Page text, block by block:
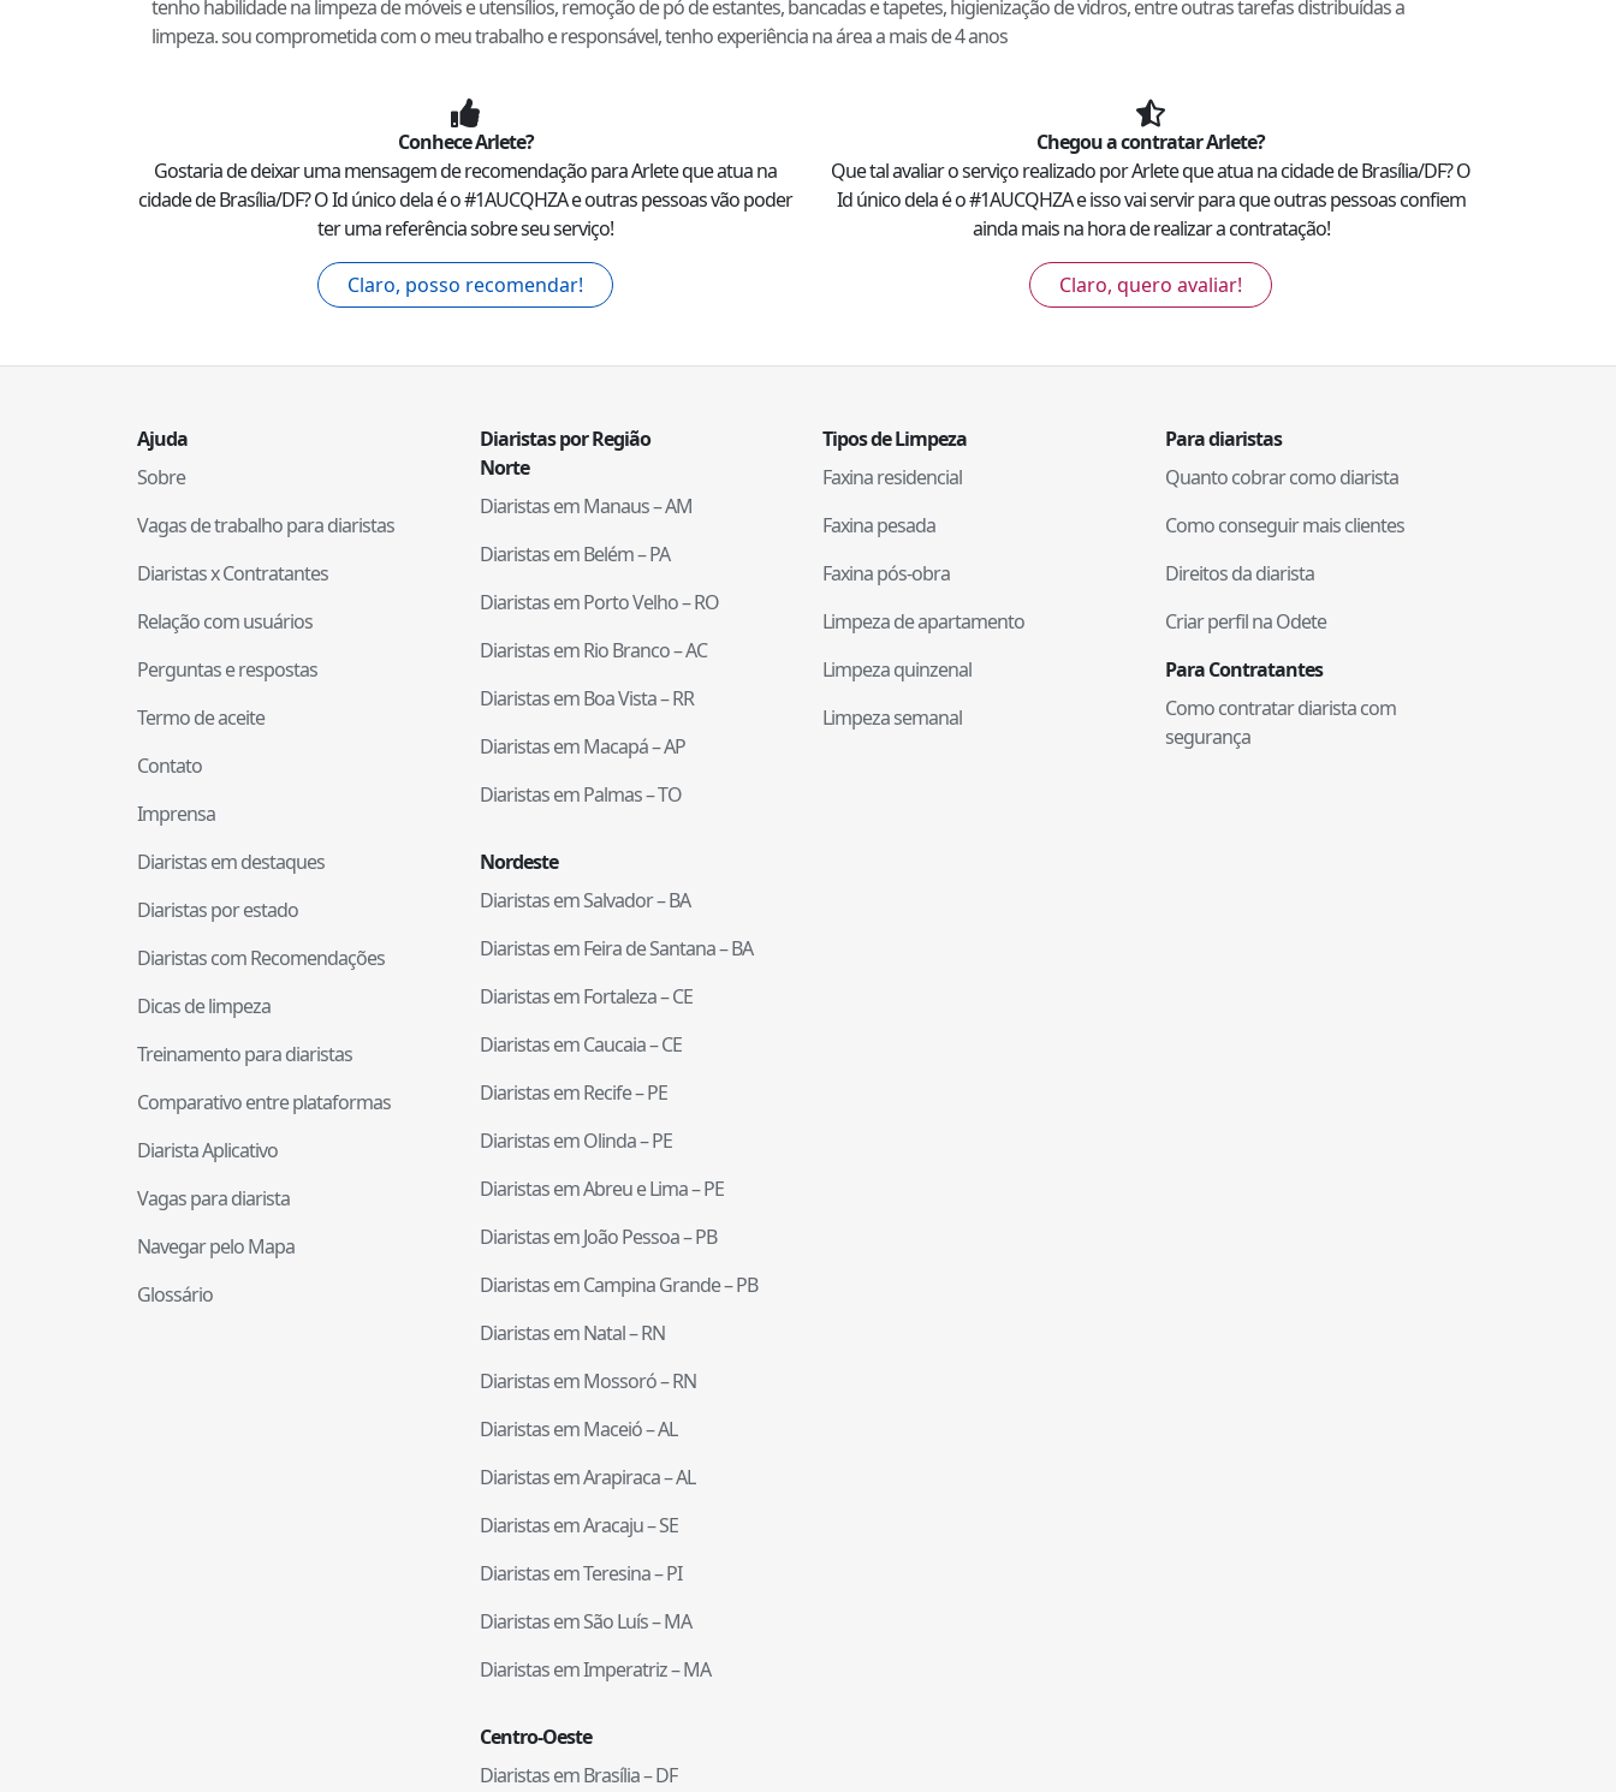
tenho habilidade na limpeza de móveis e utensílios, remoção de pó de estantes, bancadas e tapetes, higienização de vidros, entre outras tarefas distribuídas a
limpeza. sou comprometida com o meu trabalho e responsável, tenho experiência na área a mais de 4 anos
ConheceArlete?
Gostaria de deixar uma mensagem de recomendação paraArleteque atua na
cidade deBrasília/DF? O Id único dela é o #1AUCQHZAe outras pessoas vão poder
ter uma referência sobre seu serviço!
Claro, posso recomendar!
Chegou a contratarArlete?
Que tal avaliar o serviço realizado porArleteque atua na cidade deBrasília/DF? O
Id único dela é o #1AUCQHZAe isso vai servir para que outras pessoas confiem
ainda mais na hora de realizar a contratação!
Claro, quero avaliar!
Ajuda
Sobre
Vagas de trabalho para diaristas
Diaristas x Contratantes
Relação com usuários
Perguntas e respostas
Termo de aceite
Contato
Imprensa
Diaristas em destaques
Diaristas por estado
Diaristas com Recomendações
Dicas de limpeza
Treinamento para diaristas
Comparativo entre plataformas
Diarista Aplicativo
Vagas para diarista
Navegar pelo Mapa
Glossário
Diaristas por Região
Norte
Diaristas emManaus–AM
Diaristas emBelém–PA
Diaristas emPorto Velho–RO
Diaristas emRio Branco–AC
Diaristas emBoa Vista–RR
Diaristas emMacapá–AP
Diaristas emPalmas–TO
Nordeste
Diaristas emSalvador–BA
Diaristas emFeira de Santana–BA
Diaristas emFortaleza–CE
Diaristas emCaucaia–CE
Diaristas emRecife–PE
Diaristas emOlinda–PE
Diaristas emAbreu e Lima–PE
Diaristas emJoão Pessoa–PB
Diaristas emCampina Grande–PB
Diaristas emNatal–RN
Diaristas emMossoró–RN
Diaristas emMaceió–AL
Diaristas emArapiraca–AL
Diaristas emAracaju–SE
Diaristas emTeresina–PI
Diaristas emSão Luís–MA
Diaristas emImperatriz–MA
Centro-Oeste
Diaristas emBrasília–DF
Tipos de Limpeza
Faxina residencial
Faxina pesada
Faxina pós-obra
Limpeza de apartamento
Limpeza quinzenal
Limpeza semanal
Para diaristas
Quanto cobrar como diarista
Como conseguir mais clientes
Direitos da diarista
Criar perfil na Odete
Para Contratantes
Como contratar diarista com
segurança